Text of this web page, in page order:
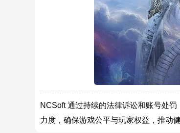
NCSoft 通过持续的法律诉讼和账号处
力度，确保游戏公平与玩家权益，推动